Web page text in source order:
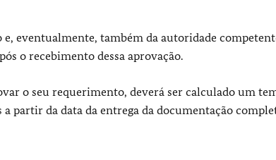
e, eventualmente, também da autoridade
o recebimento dessa aprovação.
o seu requerimento, deverá ser calculado um
a partir da data da entrega da documentação